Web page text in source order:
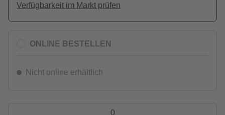
Verfügbarkeit im Markt prüfen
ONLINE BESTELLEN
Nicht online erhältlich